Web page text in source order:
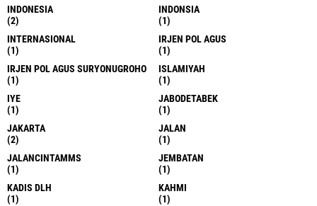
INDONESIA
(2)
INDONSIA
(1)
INTERNASIONAL
(1)
IRJEN POL AGUS
(1)
IRJEN POL AGUS SURYONUGROHO
(1)
ISLAMIYAH
(1)
IYE
(1)
JABODETABEK
(1)
JAKARTA
(2)
JALAN
(1)
JALANCINTAMMS
(1)
JEMBATAN
(1)
KADIS DLH
(1)
KAHMI
(1)